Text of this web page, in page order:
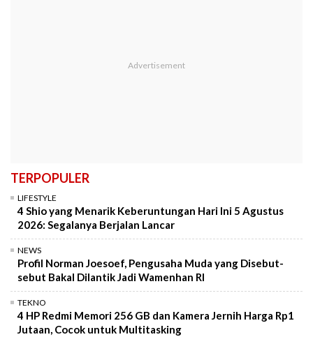
TERPOPULER
LIFESTYLE
4 Shio yang Menarik Keberuntungan Hari Ini 5 Agustus
2026: Segalanya Berjalan Lancar
NEWS
Profil Norman Joesoef, Pengusaha Muda yang Disebut-
sebut Bakal Dilantik Jadi Wamenhan RI
TEKNO
4 HP Redmi Memori 256 GB dan Kamera Jernih Harga Rp1
Jutaan, Cocok untuk Multitasking